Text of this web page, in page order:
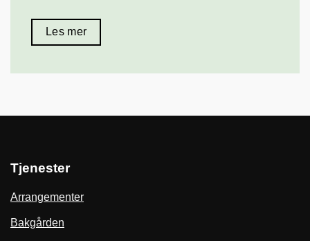
Les mer
Tjenester
Arrangementer
Bakgården